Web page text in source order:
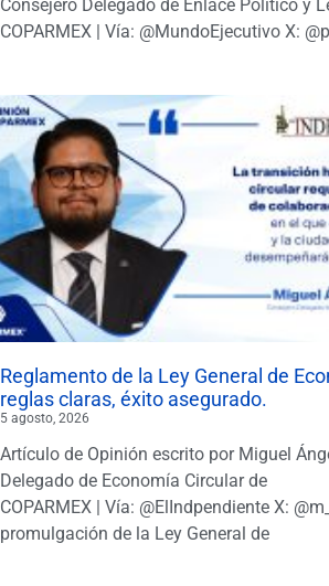
Consejero Delegado de Enlace Político y
COPARMEX | Vía: @MundoEjecutivo X:
Reglamento de la Ley General de
reglas claras, éxito asegurado.
5 agosto, 2026
Artículo de Opinión escrito por Miguel
Delegado de Economía Circular de
COPARMEX | Vía: @ElIndpendiente X:
promulgación de la Ley General de